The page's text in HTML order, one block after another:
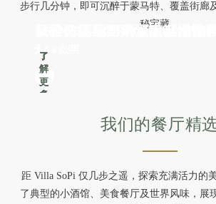
步行几分钟，即可沉醉于蒙马特、覆盖街廊
秘宝藏。
MONTMARTRE ET LE
了
解
更
多
LES GRANDS BOULEVARDS
了
解
更
多
新雅典街区与浪漫生活博物馆
了
解
更
多
从圣马丁运河到皇家宫殿花园
了
解
更
多
蒙梭公园与巴蒂尼奥勒慢跑
了
解
更
多
我们的餐厅精
距 Villa SoPi 仅几步之遥，探索充满活力的
了典型的小酒馆、美食餐厅及世界风味，展